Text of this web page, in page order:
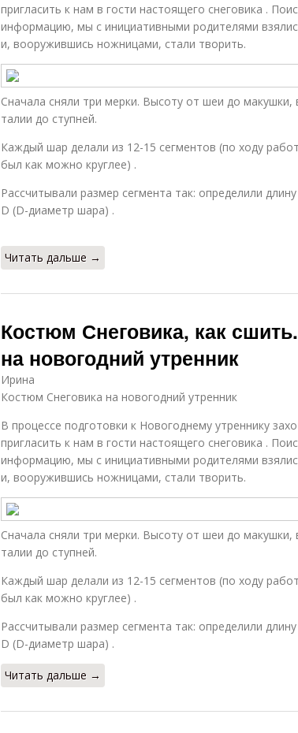
пригласить к нам в гости настоящего снеговика .
информацию, мы с инициативными родителями
и, вооружившись ножницами, стали творить.
Сначала сняли три мерки. Высоту от шеи до
талии до ступней.
Каждый шар делали из 12-15 сегментов (по ходу
был как можно круглее) .
Рассчитывали размер сегмента так: определили
D (D-диаметр шара) .
Читать дальше →
Костюм Снеговика, как
на новогодний утренник
Ирина
Костюм Снеговика на новогодний утренник
В процессе подготовки к Новогоднему утреннику
пригласить к нам в гости настоящего снеговика .
информацию, мы с инициативными родителями
и, вооружившись ножницами, стали творить.
Сначала сняли три мерки. Высоту от шеи до
талии до ступней.
Каждый шар делали из 12-15 сегментов (по ходу
был как можно круглее) .
Рассчитывали размер сегмента так: определили
D (D-диаметр шара) .
Читать дальше →